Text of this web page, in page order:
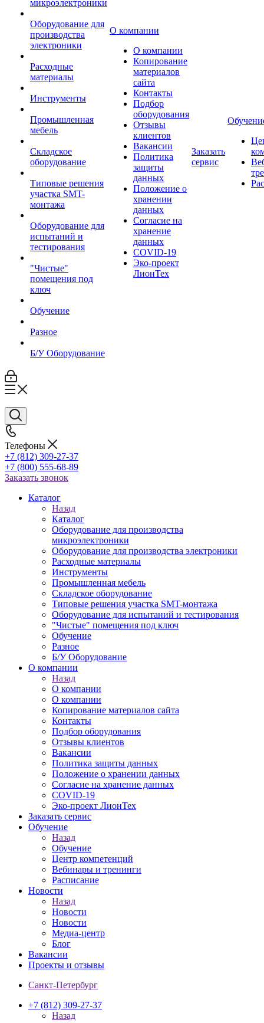
микроэлектроники
Оборудование для
производства
электроники
Расходные
материалы
Инструменты
Промышленная
мебель
Складское
оборудование
Типовые решения
участка SMT-
монтажа
Оборудование для
испытаний и
тестирования
"Чистые"
помещения под
ключ
Обучение
Разное
Б/У Оборудование
О компании
О компании
Копирование
материалов
сайта
Контакты
Подбор
оборудования
Отзывы
клиентов
Вакансии
Политика
защиты
данных
Положение о
хранении
данных
Согласие на
хранение
данных
COVID-19
Эко-проект
ЛионТех
Заказать
сервис
Телефоны
+7 (812) 309-27-37
+7 (800) 555-68-89
Заказать звонок
Каталог
Назад
Каталог
Оборудование для производства
микроэлектроники
Оборудование для производства электроники
Расходные материалы
Инструменты
Промышленная мебель
Складское оборудование
Типовые решения участка SMT-монтажа
Оборудование для испытаний и тестирования
"Чистые" помещения под ключ
Обучение
Разное
Б/У Оборудование
О компании
Назад
О компании
О компании
Копирование материалов сайта
Контакты
Подбор оборудования
Отзывы клиентов
Вакансии
Политика защиты данных
Положение о хранении данных
Согласие на хранение данных
COVID-19
Эко-проект ЛионТех
Заказать сервис
Обучение
Назад
Обучение
Центр компетенций
Вебинары и тренинги
Расписание
Новости
Назад
Новости
Новости
Медиа-центр
Блог
Вакансии
Проекты и отзывы
Санкт-Петербург
+7 (812) 309-27-37
Назад